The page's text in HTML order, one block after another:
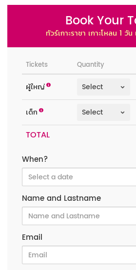
Book Your
ทัวร์เกาะราชา เกาะโหลน 1 วั
Tickets Quantity
TOTAL
ผู้ใหญ่
เด็ก
When?
Name and Lastname
Email